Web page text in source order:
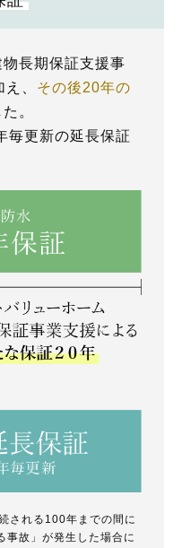
物長期保証支援事
、 その後20年の
。
毎更新の延長保証
される100年までの間に
事故」が発生した場合に